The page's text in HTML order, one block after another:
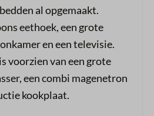
al opgemaakt.
eethoek, een grote
en een televisie.
voorzien van een grote
een combi magenetron
kookplaat.